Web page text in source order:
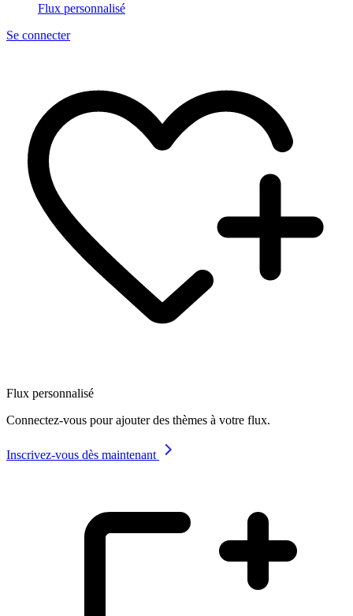
Flux personnalisé
Se connecter
Flux personnalisé
Connectez-vous pour ajouter des thèmes à votre flux.
Inscrivez-vous dès maintenant